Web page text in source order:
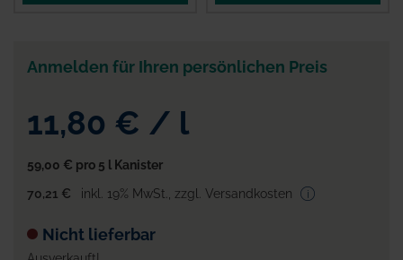
Anmelden für Ihren persönlichen Preis
11,80 € / l
59,00 € pro 5 l Kanister
70,21 €
inkl. 19% MwSt. zzgl. Versandkosten
Nicht lieferbar